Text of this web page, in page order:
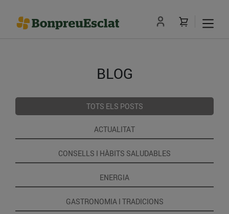
BLOG
TOTS ELS POSTS
ACTUALITAT
CONSELLS I HÀBITS SALUDABLES
ENERGIA
GASTRONOMIA I TRADICIONS